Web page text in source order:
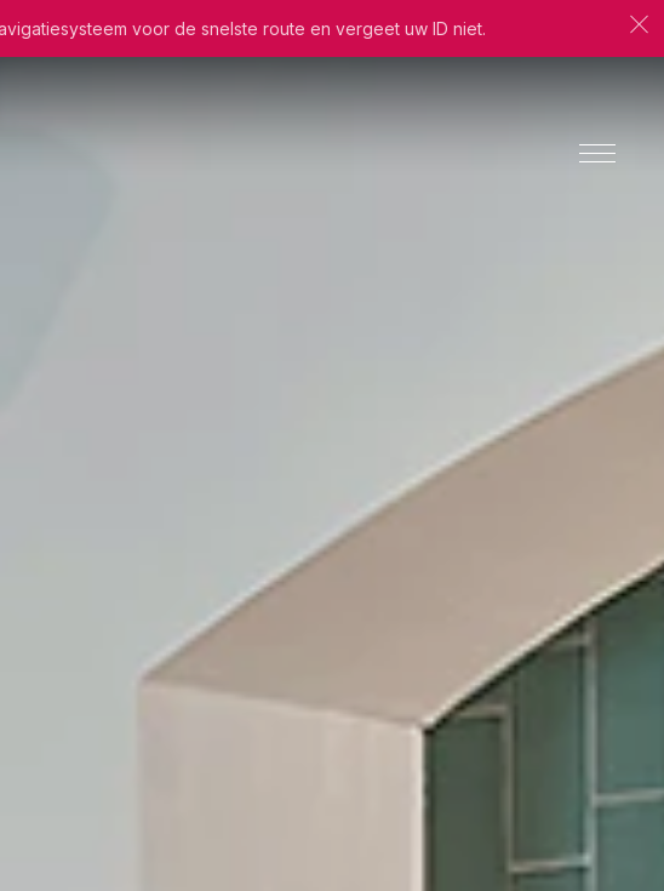
voor de snelste route en vergeet uw ID niet.